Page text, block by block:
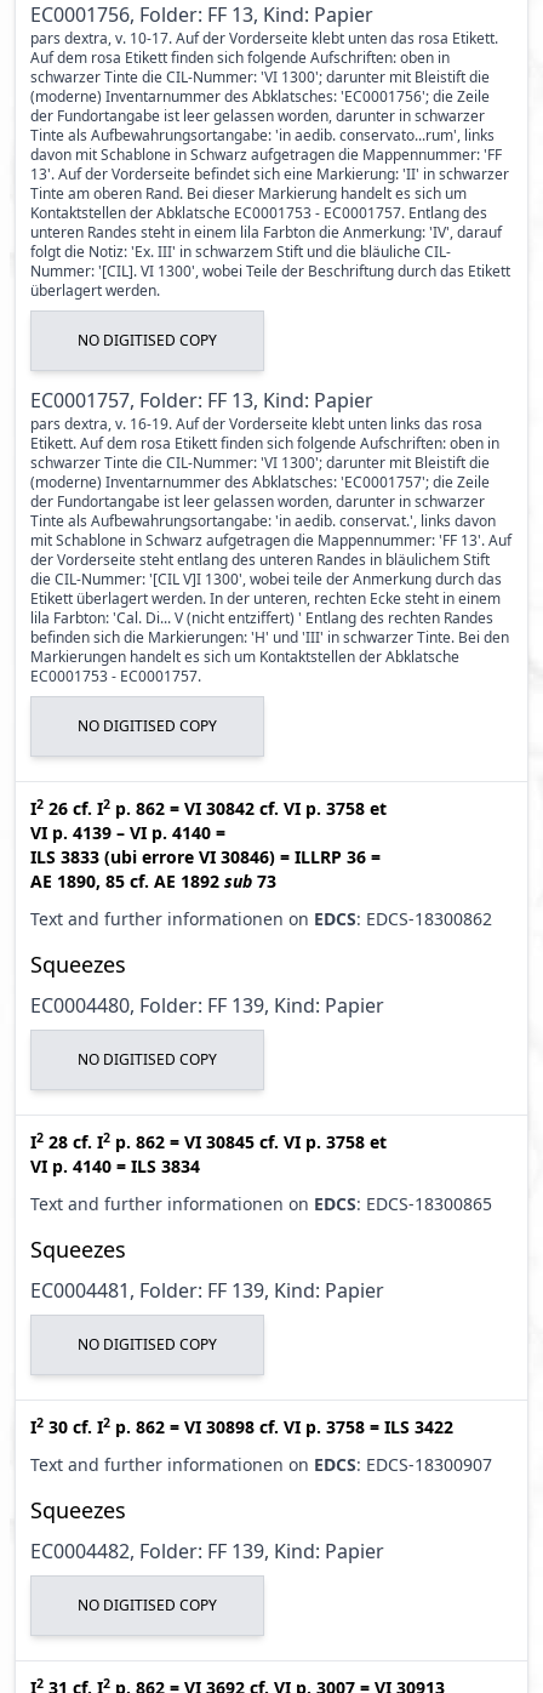
EC0001756, Folder: FF 13, Kind: Papier
pars dextra, v. 10-17. Auf der Vorderseite klebt unten das rosa Etikett.
Auf dem rosa Etikett finden sich folgende Aufschriften: oben in
schwarzer Tinte die CIL-Nummer: 'VI 1300'; darunter mit Bleistift die
(moderne) Inventarnummer des Abklatsches: 'EC0001756'; die Zeile
der Fundortangabe ist leer gelassen worden, darunter in schwarzer
Tinte als Aufbewahrungsortangabe: 'in aedib. conservato...rum', links
davon mit Schablone in Schwarz aufgetragen die Mappennummer: 'FF
13'. Auf der Vorderseite befindet sich eine Markierung: 'II' in schwarzer
Tinte am oberen Rand. Bei dieser Markierung handelt es sich um
Kontaktstellen der Abklatsche EC0001753 - EC0001757. Entlang des
unteren Randes steht in einem lila Farbton die Anmerkung: 'IV', darauf
folgt die Notiz: 'Ex. III' in schwarzem Stift und die bläuliche CIL-
Nummer: '[CIL]. VI 1300', wobei Teile der Beschriftung durch das Etikett
überlagert werden.
NO DIGITISED COPY
EC0001757, Folder: FF 13, Kind: Papier
pars dextra, v. 16-19. Auf der Vorderseite klebt unten links das rosa
Etikett. Auf dem rosa Etikett finden sich folgende Aufschriften: oben in
schwarzer Tinte die CIL-Nummer: 'VI 1300'; darunter mit Bleistift die
(moderne) Inventarnummer des Abklatsches: 'EC0001757'; die Zeile
der Fundortangabe ist leer gelassen worden, darunter in schwarzer
Tinte als Aufbewahrungsortangabe: 'in aedib. conservat.', links davon
mit Schablone in Schwarz aufgetragen die Mappennummer: 'FF 13'. Auf
der Vorderseite steht entlang des unteren Randes in bläulichem Stift
die CIL-Nummer: '[CIL V]I 1300', wobei teile der Anmerkung durch das
Etikett überlagert werden. In der unteren, rechten Ecke steht in einem
lila Farbton: 'Cal. Di... V (nicht entziffert) ' Entlang des rechten Randes
befinden sich die Markierungen: 'H' und 'III' in schwarzer Tinte. Bei den
Markierungen handelt es sich um Kontaktstellen der Abklatsche
EC0001753 - EC0001757.
NO DIGITISED COPY
I2 26 cf. I2 p. 862 = VI 30842 cf. VI p. 3758 et
VI p. 4139 – VI p. 4140 =
ILS 3833 (ubi errore VI 30846) = ILLRP 36 =
AE 1890, 85 cf. AE 1892 sub 73
Text and further informationen on EDCS: EDCS-18300862
Squeezes
EC0004480, Folder: FF 139, Kind: Papier
NO DIGITISED COPY
I2 28 cf. I2 p. 862 = VI 30845 cf. VI p. 3758 et
VI p. 4140 = ILS 3834
Text and further informationen on EDCS: EDCS-18300865
Squeezes
EC0004481, Folder: FF 139, Kind: Papier
NO DIGITISED COPY
I2 30 cf. I2 p. 862 = VI 30898 cf. VI p. 3758 = ILS 3422
Text and further informationen on EDCS: EDCS-18300907
Squeezes
EC0004482, Folder: FF 139, Kind: Papier
NO DIGITISED COPY
I2 31 cf. I2 p. 862 = VI 3692 cf. VI p. 3007 = VI 30913